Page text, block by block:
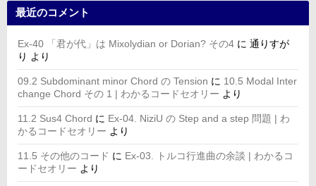
最近のコメント
Ex-40 「君が代」は Mixolydian or Dorian? その4 に 通りすが
り より
09.2 Subdominant minor Chord の Tension に 10.5 Modal Inter
change Chord その 1 | わかるコードセオリー より
11.2 Sus4 Chord に Ex-04. NiziU の Step and a step 問題 | わ
かるコードセオリー より
11.5 その他のコード に Ex-03. トルコ行進曲の余談 | わかるコ
ードセオリー より